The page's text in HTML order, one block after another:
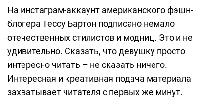
На инстаграм-аккаунт американского фэшн-
блогера Тессу Бартон подписано немало
отечественных стилистов и модниц. Это и не
удивительно. Сказать, что девушку просто
интересно читать – не сказать ничего.
Интересная и креативная подача материала
захватывает читателя с первых же минут.